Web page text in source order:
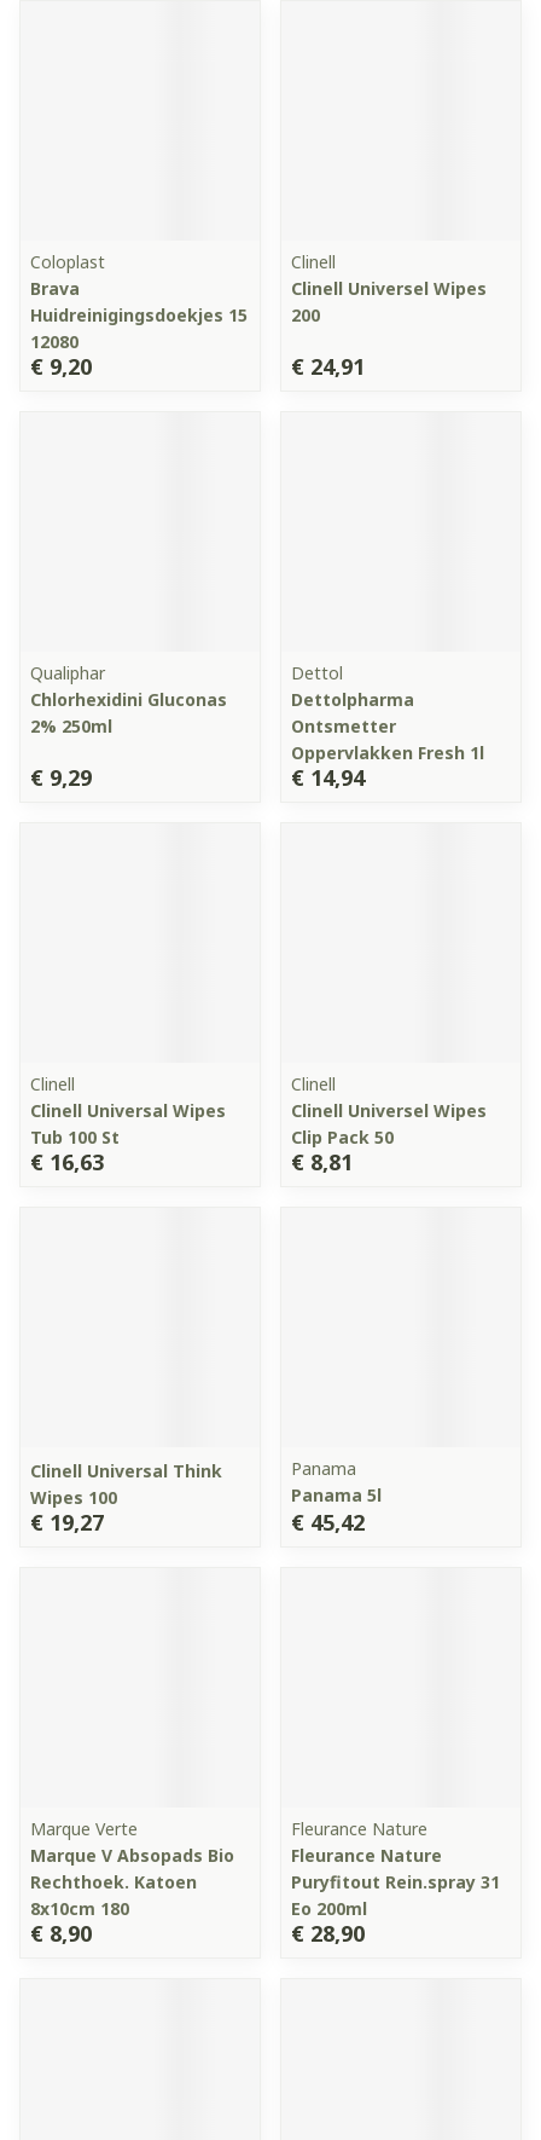
Coloplast
Brava
Huidreinigingsdoekjes 15
12080
€ 9,20
Clinell
Clinell Universel Wipes
200
€ 24,91
Qualiphar
Chlorhexidini Gluconas
2% 250ml
€ 9,29
Dettol
Dettolpharma
Ontsmetter
Oppervlakken Fresh 1l
€ 14,94
Clinell
Clinell Universal Wipes
Tub 100 St
€ 16,63
Clinell
Clinell Universel Wipes
Clip Pack 50
€ 8,81
Clinell Universal Think
Wipes 100
€ 19,27
Panama
Panama 5l
€ 45,42
Marque Verte
Marque V Absopads Bio
Rechthoek. Katoen
8x10cm 180
€ 8,90
Fleurance Nature
Fleurance Nature
Puryfitout Rein.spray 31
Eo 200ml
€ 28,90